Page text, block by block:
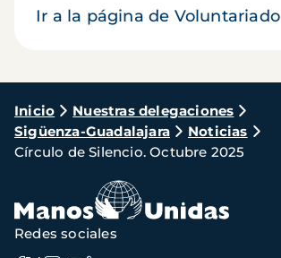
Ir a la página de Voluntariado
Ruta
de
navegación
Inicio
Nuestras delegaciones
Sigüenza-Guadalajara
Noticias
Círculo de Silencio. Octubre 2025
Redes sociales